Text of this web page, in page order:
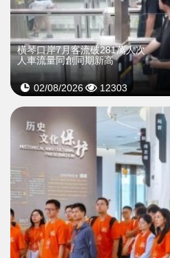
橫琴口岸7月客流破281萬人次
人車流量同創同期新高
02/08/2026 12303